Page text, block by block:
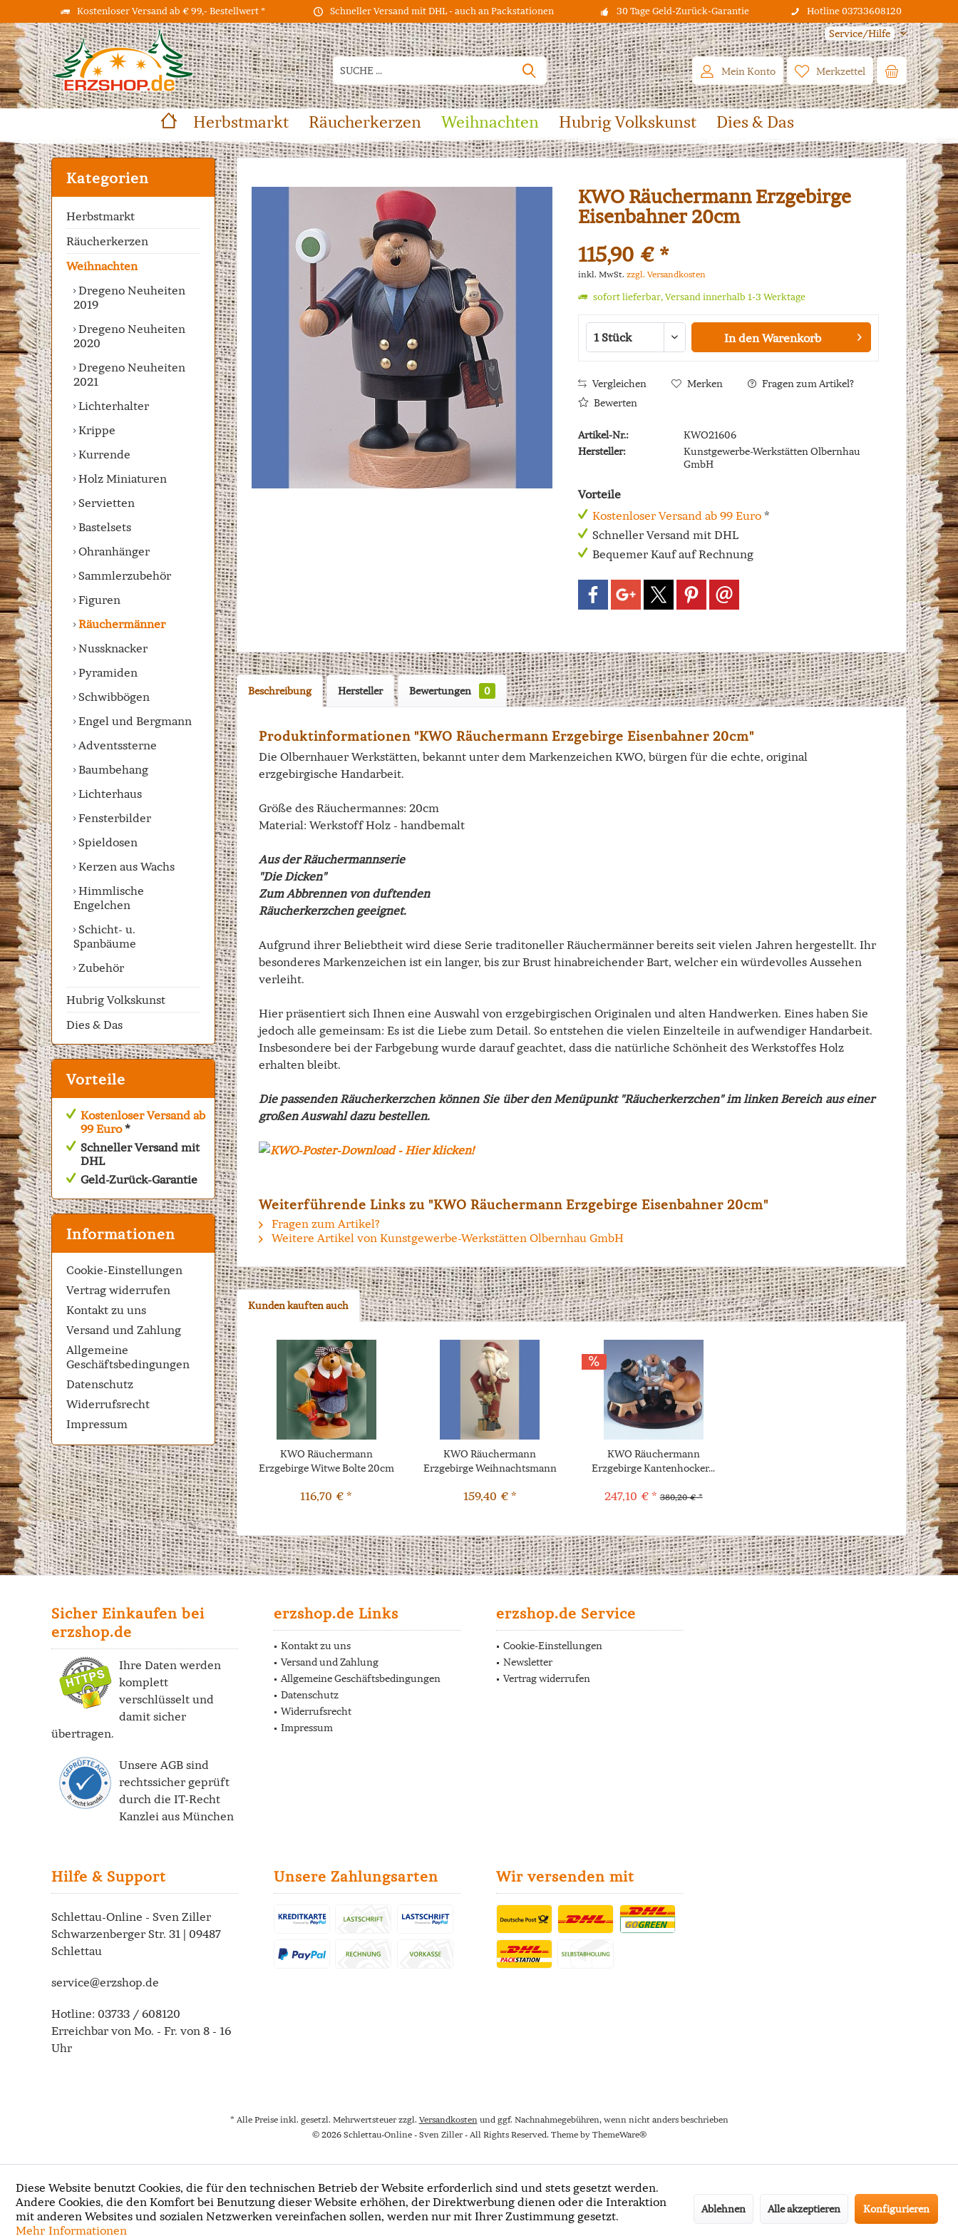
Kostenloser Versand ab € 99,- Bestellwert * Schneller Versand mit DHL - auch an Packstationen 30 Tage Geld-Zurück-Garantie Hotline 03733608120
Service/Hilfe
Merkzettel
Mein Konto
Herbstmarkt Räucherkerzen Weihnachten Hubrig Volkskunst Dies & Das
Kategorien
Herbstmarkt
Räucherkerzen
Weihnachten
Dregeno Neuheiten
2019
Dregeno Neuheiten
2020
Dregeno Neuheiten
2021
Lichterhalter
Krippe
Kurrende
Holz Miniaturen
Servietten
Bastelsets
Ohranhänger
Sammlerzubehör
Figuren
Räuchermänner
Nussknacker
Pyramiden
Schwibbögen
Engel und Bergmann
Adventssterne
Baumbehang
Lichterhaus
Fensterbilder
Spieldosen
Kerzen aus Wachs
Himmlische
Engelchen
Schicht- u.
Spanbäume
Zubehör
Hubrig Volkskunst
Dies & Das
Vorteile
Kostenloser Versand ab
99 Euro*
Schneller Versand mit
DHL
Geld-Zurück-Garantie
Informationen
Cookie-Einstellungen
Vertrag widerrufen
Kontakt zu uns
Versand und Zahlung
Allgemeine
Geschäftsbedingungen
Datenschutz
Widerrufsrecht
Impressum
KWO Räuchermann Erzgebirge
Eisenbahner 20cm
115,90 € *
inkl. MwSt. zzgl. Versandkosten
sofort lieferbar, Versand innerhalb 1-3 Werktage
In den Warenkorb
Vergleichen Merken
Fragen zum Artikel?
Bewerten
Artikel-Nr.:
KWO21606
Hersteller:
Kunstgewerbe-Werkstätten Olbernhau
GmbH
Vorteile
Kostenloser Versand ab 99 Euro*
Schneller Versand mit DHL
Bequemer Kauf auf Rechnung
Beschreibung Hersteller Bewertungen 0
Produktinformationen "KWO Räuchermann Erzgebirge Eisenbahner 20cm"
Die Olbernhauer Werkstätten, bekannt unter dem Markenzeichen KWO, bürgen für die echte, original
erzgebirgische Handarbeit.
Größe des Räuchermannes: 20cm
Material: Werkstoff Holz - handbemalt
Aus der Räuchermannserie
"Die Dicken"
Zum Abbrennen von duftenden
Räucherkerzchen geeignet.
Aufgrund ihrer Beliebtheit wird diese Serie traditoneller Räuchermänner bereits seit vielen Jahren hergestellt. Ihr
besonderes Markenzeichen ist ein langer, bis zur Brust hinabreichender Bart, welcher ein würdevolles Aussehen
verleiht.
Hier präsentiert sich Ihnen eine Auswahl von erzgebirgischen Originalen und alten Handwerken. Eines haben Sie
jedoch alle gemeinsam: Es ist die Liebe zum Detail. So entstehen die vielen Einzelteile in aufwendiger Handarbeit.
Insbesondere bei der Farbgebung wurde darauf geachtet, dass die natürliche Schönheit des Werkstoffes Holz
erhalten bleibt.
Die passenden Räucherkerzchen können Sie über den Menüpunkt "Räucherkerzchen" im linken Bereich aus einer
großen Auswahl dazu bestellen.
Weiterführende Links zu "KWO Räuchermann Erzgebirge Eisenbahner 20cm"
Fragen zum Artikel?
Weitere Artikel von Kunstgewerbe-Werkstätten Olbernhau GmbH
Kunden kauften auch
KWO Räuchermann
Erzgebirge Witwe Bolte 20cm
116,70 € *
KWO Räuchermann
Erzgebirge Weihnachtsmann
159,40 € *
KWO Räuchermann
Erzgebirge Kantenhocker...
247,10 € * 380,20 € *
Sicher Einkaufen bei
erzshop.de
Ihre Daten werden
komplett
verschlüsselt und
damit sicher
übertragen.
Unsere AGB sind
rechtssicher geprüft
durch die IT-Recht
Kanzlei aus München
erzshop.de Links
Kontakt zu uns
Versand und Zahlung
Allgemeine Geschäftsbedingungen
Datenschutz
Widerrufsrecht
Impressum
erzshop.de Service
Cookie-Einstellungen
Newsletter
Vertrag widerrufen
Hilfe & Support
Schlettau-Online - Sven Ziller
Schwarzenberger Str. 31 | 09487
Schlettau
service@erzshop.de
Hotline: 03733 / 608120
Erreichbar von Mo. - Fr. von 8 - 16
Uhr
Unsere Zahlungsarten Wir versenden mit
* Alle Preise inkl. gesetzl. Mehrwertsteuer zzgl. Versandkostenund ggf. Nachnahmegebühren, wenn nicht anders beschrieben
© 2026 Schlettau-Online - Sven Ziller - All Rights Reserved. Theme by ThemeWare®
Diese Website benutzt Cookies, die für den technischen Betrieb der Website erforderlich sind und stets gesetzt werden.
Andere Cookies, die den Komfort bei Benutzung dieser Website erhöhen, der Direktwerbung dienen oder die Interaktion
mit anderen Websites und sozialen Netzwerken vereinfachen sollen, werden nur mit Ihrer Zustimmung gesetzt.
Mehr Informationen
Ablehnen Alle akzeptieren Konfigurieren